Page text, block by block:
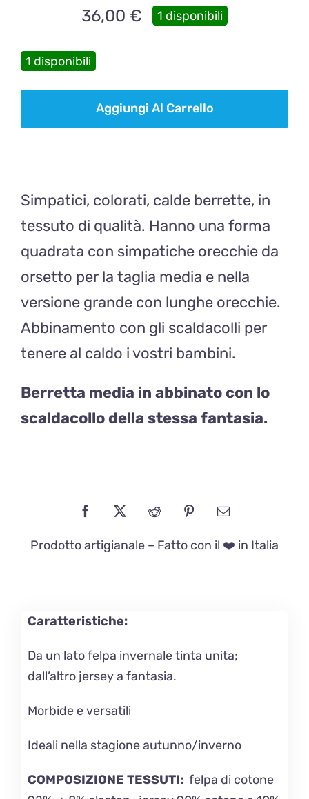
36,00 € 1 disponibili
1 disponibili
MEDIA
Aggiungi Al Carrello
Simpatici, colorati, calde berrette, in
tessuto di qualità. Hanno una forma
quadrata con simpatiche orecchie da
orsetto per la taglia media e nella
versione grande con lunghe orecchie.
Abbinamento con gli scaldacolli per
tenere al caldo i vostri bambini.
Berretta media in abbinato con lo
scaldacollo della stessa fantasia.
Prodotto artigianale – Fatto con il ❤️ in Italia
Caratteristiche:
Da un lato felpa invernale tinta unita;
dall’altro jersey a fantasia.
Morbide e versatili
Ideali nella stagione autunno/inverno
COMPOSIZIONE TESSUTI: felpa di cotone